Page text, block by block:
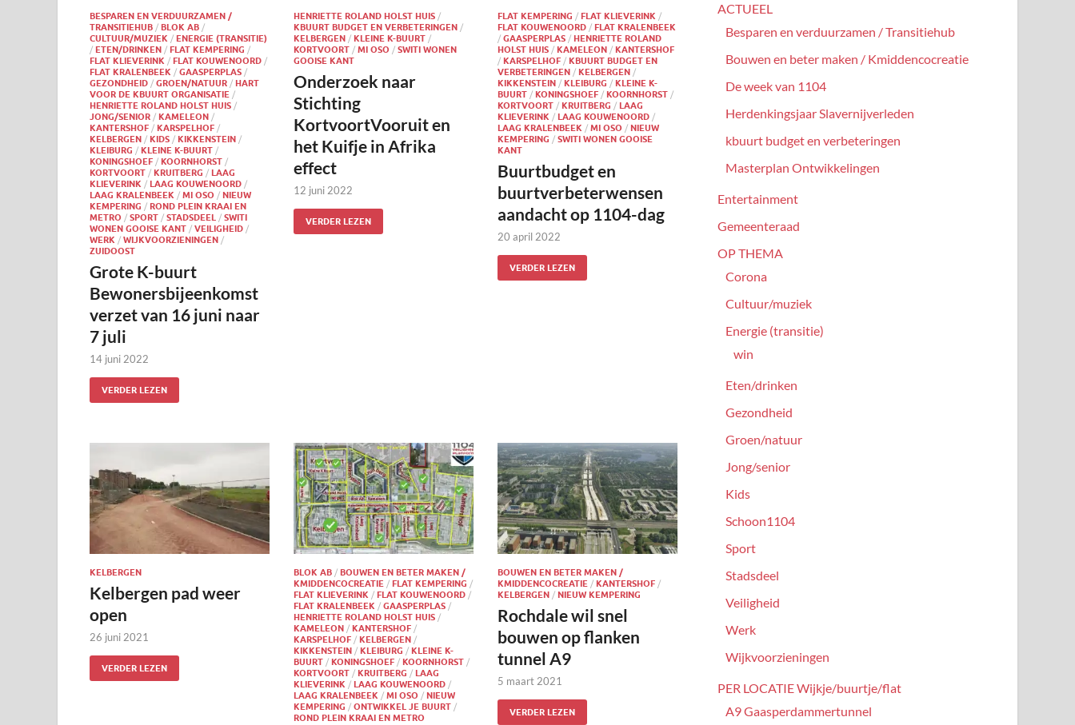
BESPAREN EN VERDUURZAMEN /
TRANSITIEHUB / BLOK AB /
CULTUUR/MUZIEK / ENERGIE (TRANSITIE)
/ ETEN/DRINKEN / FLAT KEMPERING /
FLAT KLIEVERINK / FLAT KOUWENOORD /
FLAT KRALENBEEK / GAASPERPLAS /
GEZONDHEID / GROEN/NATUUR / HART
VOOR DE KBUURT ORGANISATIE /
HENRIETTE ROLAND HOLST HUIS /
JONG/SENIOR / KAMELEON /
KANTERSHOF / KARSPELHOF /
KELBERGEN / KIDS / KIKKENSTEIN /
KLEIBURG / KLEINE K-BUURT /
KONINGSHOEF / KOORNHORST /
KORTVOORT / KRUITBERG / LAAG
KLIEVERINK / LAAG KOUWENOORD /
LAAG KRALENBEEK / MI OSO / NIEUW
KEMPERING / ROND PLEIN KRAAI EN
METRO / SPORT / STADSDEEL / SWITI
WONEN GOOISE KANT / VEILIGHEID /
WERK / WIJKVOORZIENINGEN /
ZUIDOOST
Grote K-buurt
Bewonersbijeenkomst
verzet van 16 juni naar
7 juli
14 juni 2022
VERDER LEZEN
HENRIETTE ROLAND HOLST HUIS /
KBUURT BUDGET EN VERBETERINGEN /
KELBERGEN / KLEINE K-BUURT /
KORTVOORT / MI OSO / SWITI WONEN
GOOISE KANT
Onderzoek naar
Stichting
KortvoortVooruit en
het Kuifje in Afrika
effect
12 juni 2022
VERDER LEZEN
FLAT KEMPERING / FLAT KLIEVERINK /
FLAT KOUWENOORD / FLAT KRALENBEEK
/ GAASPERPLAS / HENRIETTE ROLAND
HOLST HUIS / KAMELEON / KANTERSHOF
/ KARSPELHOF / KBUURT BUDGET EN
VERBETERINGEN / KELBERGEN /
KIKKENSTEIN / KLEIBURG / KLEINE K-
BUURT / KONINGSHOEF / KOORNHORST /
KORTVOORT / KRUITBERG / LAAG
KLIEVERINK / LAAG KOUWENOORD /
LAAG KRALENBEEK / MI OSO / NIEUW
KEMPERING / SWITI WONEN GOOISE
KANT
Buurtbudget en
buurtverbeterwensen
aandacht op 1104-dag
20 april 2022
VERDER LEZEN
KELBERGEN
Kelbergen pad weer
open
26 juni 2021
VERDER LEZEN
BLOK AB / BOUWEN EN BETER MAKEN /
KMIDDENCOCREATIE / FLAT KEMPERING /
FLAT KLIEVERINK / FLAT KOUWENOORD /
FLAT KRALENBEEK / GAASPERPLAS /
HENRIETTE ROLAND HOLST HUIS /
KAMELEON / KANTERSHOF /
KARSPELHOF / KELBERGEN /
KIKKENSTEIN / KLEIBURG / KLEINE K-
BUURT / KONINGSHOEF / KOORNHORST /
KORTVOORT / KRUITBERG / LAAG
KLIEVERINK / LAAG KOUWENOORD /
LAAG KRALENBEEK / MI OSO / NIEUW
KEMPERING / ONTWIKKEL JE BUURT /
ROND PLEIN KRAAI EN METRO
BOUWEN EN BETER MAKEN /
KMIDDENCOCREATIE / KANTERSHOF /
KELBERGEN / NIEUW KEMPERING
Rochdale wil snel
bouwen op flanken
tunnel A9
5 maart 2021
VERDER LEZEN
ACTUEEL
Besparen en verduurzamen / Transitiehub
Bouwen en beter maken / Kmiddencocreatie
De week van 1104
Herdenkingsjaar Slavernijverleden
kbuurt budget en verbeteringen
Masterplan Ontwikkelingen
Entertainment
Gemeenteraad
OP THEMA
Corona
Cultuur/muziek
Energie (transitie)
win
Eten/drinken
Gezondheid
Groen/natuur
Jong/senior
Kids
Schoon1104
Sport
Stadsdeel
Veiligheid
Werk
Wijkvoorzieningen
PER LOCATIE Wijkje/buurtje/flat
A9 Gaasperdammertunnel